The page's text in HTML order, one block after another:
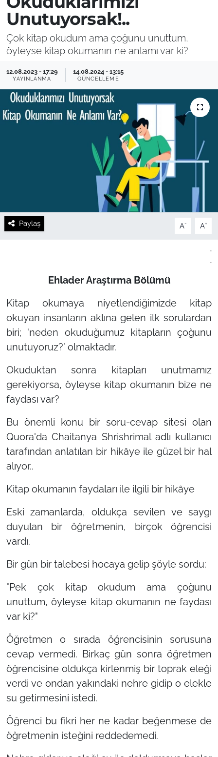
Unutuyorsak!..
Çok kitap okudum ama çoğunu unuttum,
öyleyse kitap okumanın ne anlamı var ki?
12.08.2023 - 17:29
YAYINLANMA
14.08.2024 - 13:15
GÜNCELLEME
Paylaş A- A+
.
.
Ehlader Araştırma Bölümü
Kitap okumaya niyetlendiğimizde kitap
okuyan insanların aklına gelen ilk sorulardan
biri; ‘neden okuduğumuz kitapların çoğunu
unutuyoruz?’ olmaktadır.
Okuduktan sonra kitapları unutmamız
gerekiyorsa, öyleyse kitap okumanın bize ne
faydası var?
Bu önemli konu bir soru-cevap sitesi olan
Quora'da Chaitanya Shrishrimal adlı kullanıcı
tarafından anlatılan bir hikâye ile güzel bir hal
alıyor..
Kitap okumanın faydaları ile ilgili bir hikâye
Eski zamanlarda, oldukça sevilen ve saygı
duyulan bir öğretmenin, birçok öğrencisi
vardı.
Bir gün bir talebesi hocaya gelip şöyle sordu:
"Pek çok kitap okudum ama çoğunu
unuttum, öyleyse kitap okumanın ne faydası
var ki?"
Öğretmen o sırada öğrencisinin sorusuna
cevap vermedi. Birkaç gün sonra öğretmen
öğrencisine oldukça kirlenmiş bir toprak eleği
verdi ve ondan yakındaki nehre gidip o elekle
su getirmesini istedi.
Öğrenci bu fikri her ne kadar beğenmese de
öğretmenin isteğini reddedemedi.